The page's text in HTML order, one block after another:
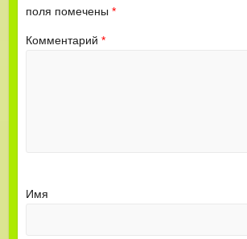
поля помечены *
Комментарий *
Имя